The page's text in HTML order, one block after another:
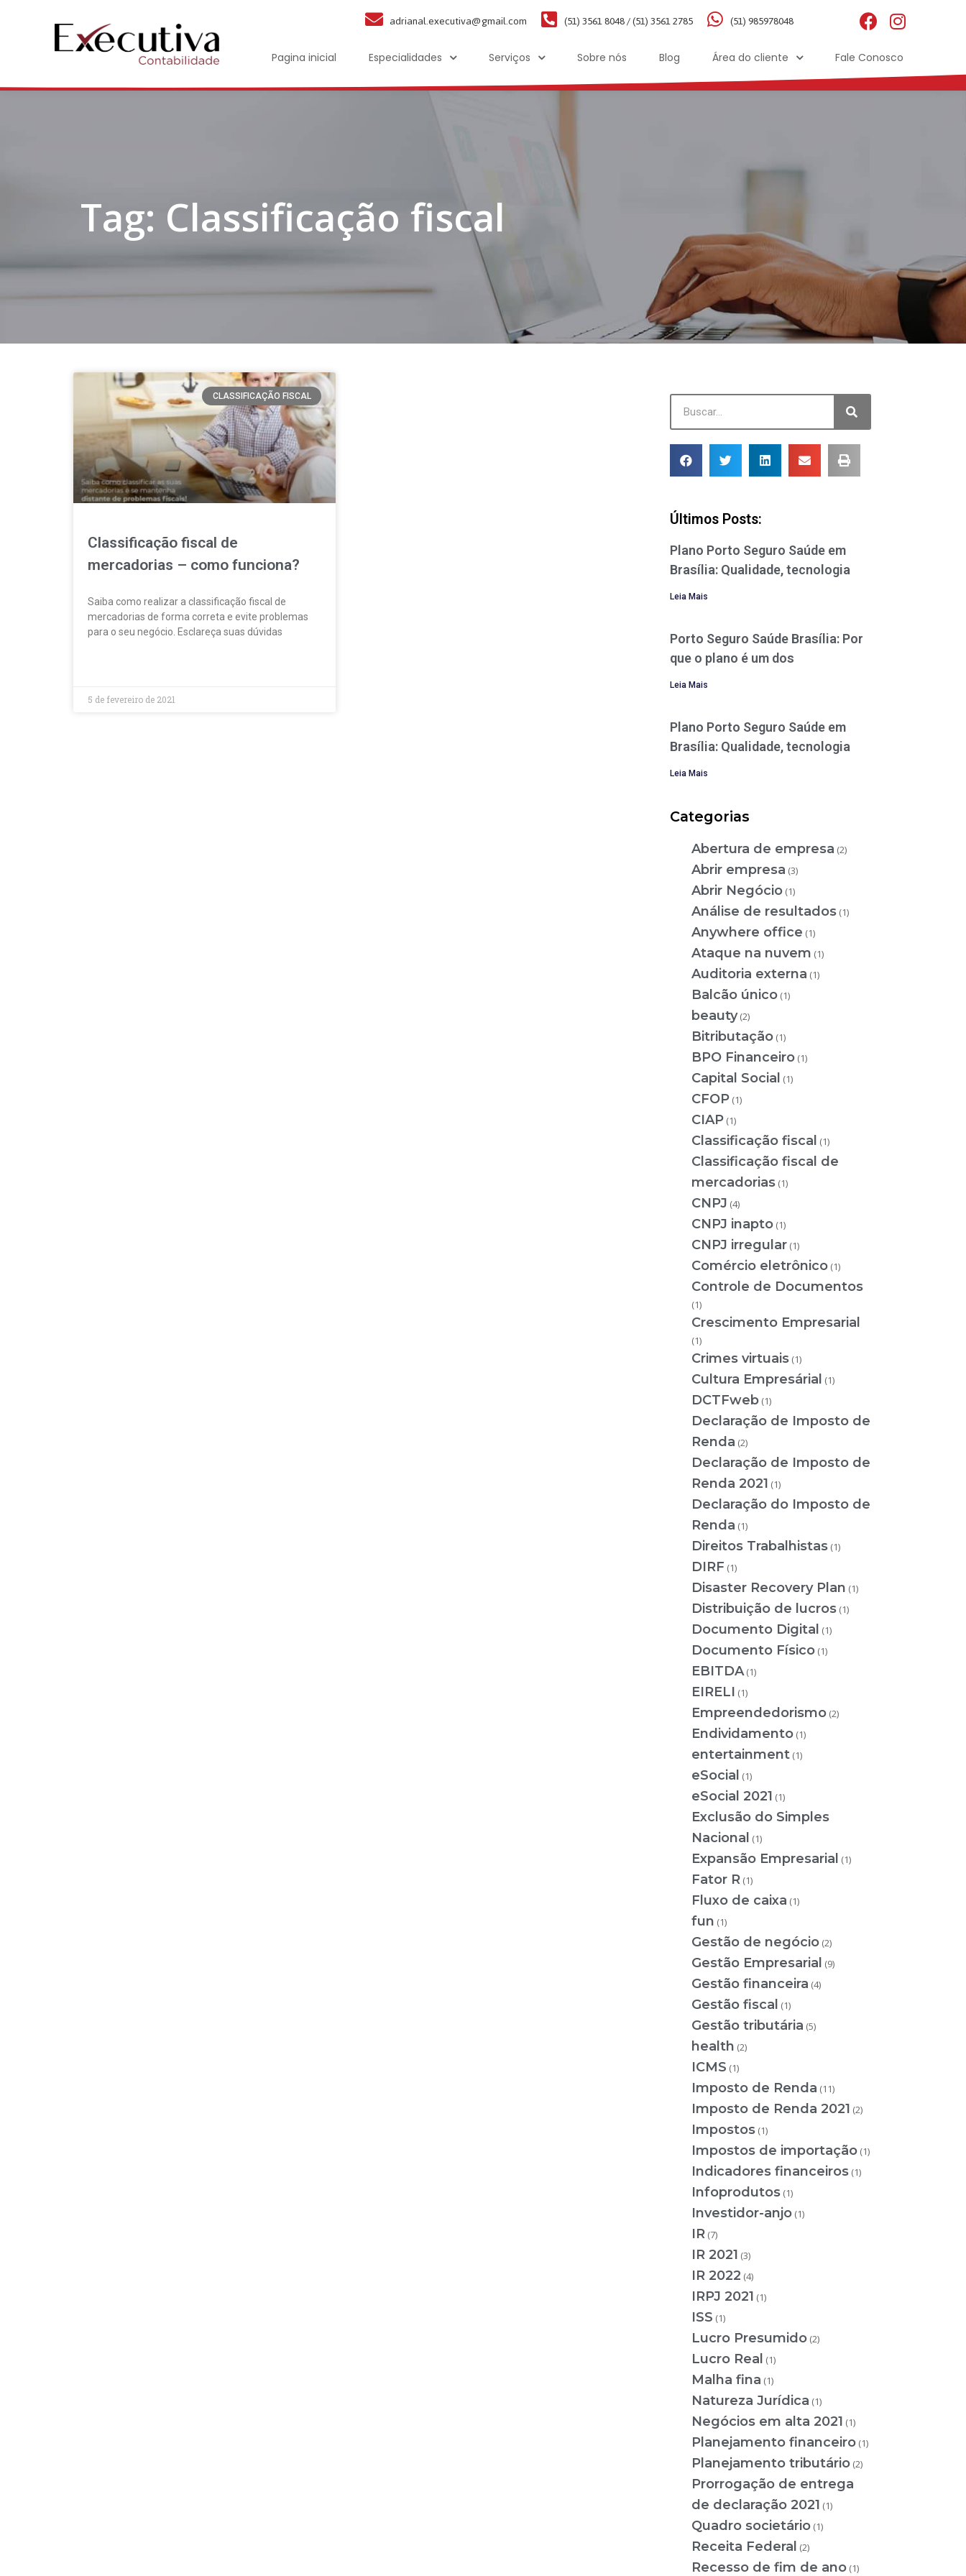
adrianal.executiva@gmail.com (51) 3561 8048 / (51) 3561 2785 (51) 985978048
Pagina inicial Especialidades Serviços Sobre nós Blog Área do cliente Fale Conosco
Tag: Classificação fiscal
CLASSIFICAÇÃO FISCAL
Classificação fiscal de
mercadorias – como funciona?
Saiba como realizar a classificação fiscal de
mercadorias de forma correta e evite problemas
para o seu negócio. Esclareça suas dúvidas
5 de fevereiro de 2021
Últimos Posts:
Plano Porto Seguro Saúde em
Brasília: Qualidade, tecnologia
Leia Mais
Porto Seguro Saúde Brasília: Por
que o plano é um dos
Leia Mais
Plano Porto Seguro Saúde em
Brasília: Qualidade, tecnologia
Leia Mais
Categorias
Abertura de empresa (2)
Abrir empresa (3)
Abrir Negócio (1)
Análise de resultados (1)
Anywhere office (1)
Ataque na nuvem (1)
Auditoria externa (1)
Balcão único (1)
beauty (2)
Bitributação (1)
BPO Financeiro (1)
Capital Social (1)
CFOP (1)
CIAP (1)
Classificação fiscal (1)
Classificação fiscal de
mercadorias (1)
CNPJ (4)
CNPJ inapto (1)
CNPJ irregular (1)
Comércio eletrônico (1)
Controle de Documentos
(1)
Crescimento Empresarial
(1)
Crimes virtuais (1)
Cultura Empresárial (1)
DCTFweb (1)
Declaração de Imposto de
Renda (2)
Declaração de Imposto de
Renda 2021 (1)
Declaração do Imposto de
Renda (1)
Direitos Trabalhistas (1)
DIRF (1)
Disaster Recovery Plan (1)
Distribuição de lucros (1)
Documento Digital (1)
Documento Físico (1)
EBITDA (1)
EIRELI (1)
Empreendedorismo (2)
Endividamento (1)
entertainment (1)
eSocial (1)
eSocial 2021 (1)
Exclusão do Simples
Nacional (1)
Expansão Empresarial (1)
Fator R (1)
Fluxo de caixa (1)
fun (1)
Gestão de negócio (2)
Gestão Empresarial (9)
Gestão financeira (4)
Gestão fiscal (1)
Gestão tributária (5)
health (2)
ICMS (1)
Imposto de Renda (11)
Imposto de Renda 2021 (2)
Impostos (1)
Impostos de importação (1)
Indicadores financeiros (1)
Infoprodutos (1)
Investidor-anjo (1)
IR (7)
IR 2021 (3)
IR 2022 (4)
IRPJ 2021 (1)
ISS (1)
Lucro Presumido (2)
Lucro Real (1)
Malha fina (1)
Natureza Jurídica (1)
Negócios em alta 2021 (1)
Planejamento financeiro (1)
Planejamento tributário (2)
Prorrogação de entrega
de declaração 2021 (1)
Quadro societário (1)
Receita Federal (2)
Recesso de fim de ano (1)